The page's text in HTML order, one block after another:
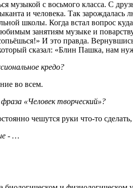
музыкой с восьмого класса. С
и человека. Так
школы. Когда встал вопрос
занятиям музыке и
И это правда.
сказал: «Блин Пашка, нам
кредо?
во всем.
«Человек творческий»?
чешутся руки что-то
- …